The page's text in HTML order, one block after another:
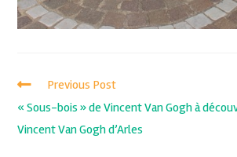
Previous Post
« Sous-bois » de Vincent Van Gogh à
Vincent Van Gogh d’Arles